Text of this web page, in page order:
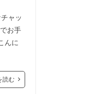
ャッ
お手
んに
読む